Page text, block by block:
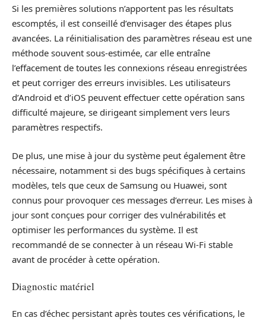
Si les premières solutions n’apportent pas les résultats
escomptés, il est conseillé d’envisager des étapes plus
avancées. La réinitialisation des paramètres réseau est une
méthode souvent sous-estimée, car elle entraîne
l’effacement de toutes les connexions réseau enregistrées
et peut corriger des erreurs invisibles. Les utilisateurs
d’Android et d’iOS peuvent effectuer cette opération sans
difficulté majeure, se dirigeant simplement vers leurs
paramètres respectifs.
De plus, une mise à jour du système peut également être
nécessaire, notamment si des bugs spécifiques à certains
modèles, tels que ceux de Samsung ou Huawei, sont
connus pour provoquer ces messages d’erreur. Les mises à
jour sont conçues pour corriger des vulnérabilités et
optimiser les performances du système. Il est
recommandé de se connecter à un réseau Wi-Fi stable
avant de procéder à cette opération.
Diagnostic matériel
En cas d’échec persistant après toutes ces vérifications, le